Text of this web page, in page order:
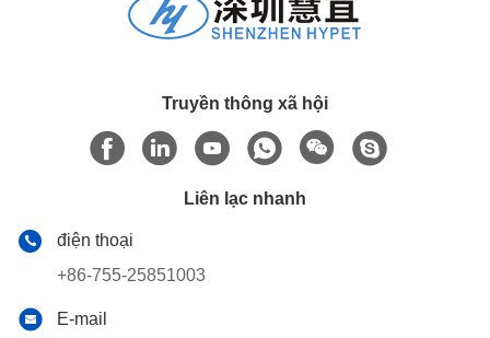
Truyền thông xã hội
Liên lạc nhanh
điện thoại
+86-755-25851003
E-mail